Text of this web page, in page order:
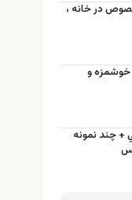
در خانه ،
خوشمزه و
+ چند نمونه